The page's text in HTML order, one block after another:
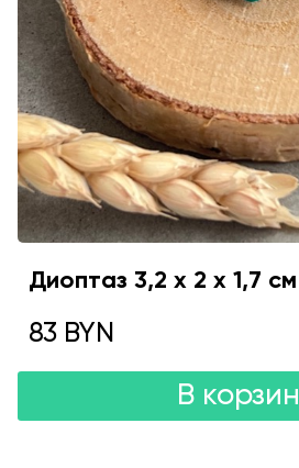
Диоптаз 3,2 х 2 х 1,7
83 BYN
В